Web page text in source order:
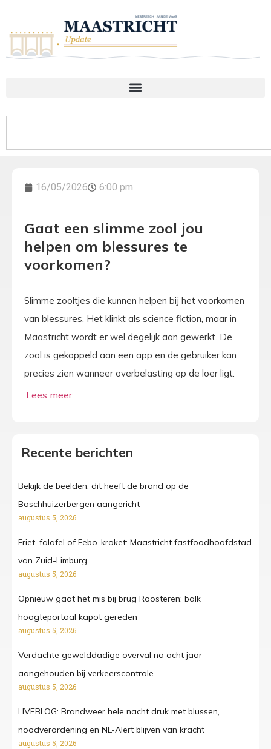
16/05/2026 6:00 pm
Gaat een slimme zool jou
helpen om blessures te
voorkomen?
Slimme zooltjes die kunnen helpen bij het voorkomen
van blessures. Het klinkt als science fiction, maar in
Maastricht wordt er wel degelijk aan gewerkt. De
zool is gekoppeld aan een app en de gebruiker kan
precies zien wanneer overbelasting op de loer ligt.
Recente berichten
Bekijk de beelden: dit heeft de brand op de
Boschhuizerbergen aangericht
augustus 5, 2026
Friet, falafel of Febo-kroket: Maastricht fastfoodhoofdstad
van Zuid-Limburg
augustus 5, 2026
Opnieuw gaat het mis bij brug Roosteren: balk
hoogteportaal kapot gereden
augustus 5, 2026
Verdachte gewelddadige overval na acht jaar
aangehouden bij verkeerscontrole
augustus 5, 2026
LIVEBLOG: Brandweer hele nacht druk met blussen,
noodverordening en NL-Alert blijven van kracht
augustus 5, 2026